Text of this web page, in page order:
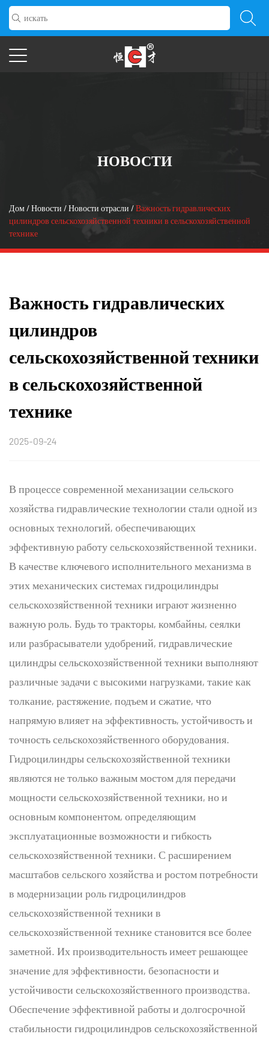
НОВОСТИ
Дом /Новости /Новости отрасли /Важность гидравлических
цилиндров сельскохозяйственной техники в сельскохозяйственной
технике
Важность гидравлических
цилиндров
сельскохозяйственной техники
в сельскохозяйственной
технике
2025-09-24
В процессе современной механизации сельского
хозяйства гидравлические технологии стали одной из
основных технологий, обеспечивающих
эффективную работу сельскохозяйственной техники.
В качестве ключевого исполнительного механизма в
этих механических системах гидроцилиндры
сельскохозяйственной техники играют жизненно
важную роль. Будь то тракторы, комбайны, сеялки
или разбрасыватели удобрений, гидравлические
цилиндры сельскохозяйственной техники выполняют
различные задачи с высокими нагрузками, такие как
толкание, растяжение, подъем и сжатие, что
напрямую влияет на эффективность, устойчивость и
точность сельскохозяйственного оборудования.
Гидроцилиндры сельскохозяйственной техники
являются не только важным мостом для передачи
мощности сельскохозяйственной техники, но и
основным компонентом, определяющим
эксплуатационные возможности и гибкость
сельскохозяйственной техники. С расширением
масштабов сельского хозяйства и ростом потребности
в модернизации роль гидроцилиндров
сельскохозяйственной техники в
сельскохозяйственной технике становится все более
заметной. Их производительность имеет решающее
значение для эффективности, безопасности и
устойчивости сельскохозяйственного производства.
Обеспечение эффективной работы и долгосрочной
стабильности гидроцилиндров сельскохозяйственной